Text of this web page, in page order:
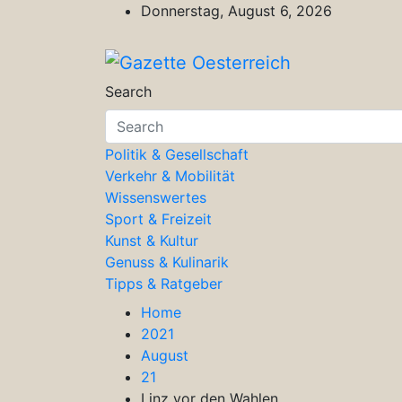
Donnerstag, August 6, 2026
Gazette Oesterreich
Magazin für Freizeit, Politik, Kultur
Search
Politik & Gesellschaft
Verkehr & Mobilität
Wissenswertes
Sport & Freizeit
Kunst & Kultur
Genuss & Kulinarik
Tipps & Ratgeber
Home
2021
August
21
Linz vor den Wahlen